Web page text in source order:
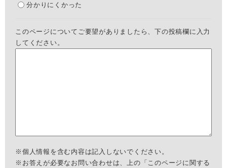
分かりにくかった
このページについてご要望がありましたら、下の投稿欄に入力
してください。
※個人情報を含む内容は記入しないでください。
※お答えが必要なお問い合わせは、上の「このページに関する